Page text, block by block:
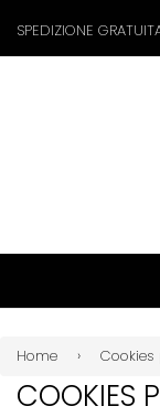
SPEDIZIONE
Home ›
COOKIES